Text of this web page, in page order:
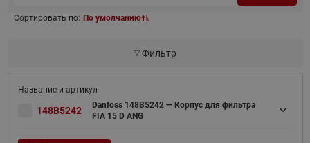
Сортировать по: По умолчанию
Фильтр
148B5242
Danfoss 148B5242 — Корпус для фильтра
FIA 15 D ANG